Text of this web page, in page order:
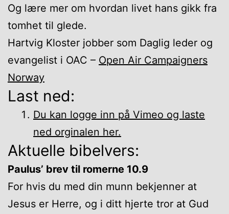
Og lære mer om hvordan livet hans gikk fra
tomhet til glede.
Hartvig Kloster jobber som Daglig leder og
evangelist i OAC – Open Air Campaigners
Norway
Last ned:
Du kan logge inn på Vimeo og laste
ned orginalen her.
Aktuelle bibelvers:
Paulus’ brev til romerne 10.9
For hvis du med din munn bekjenner at
Jesus er Herre, og i ditt hjerte tror at Gud